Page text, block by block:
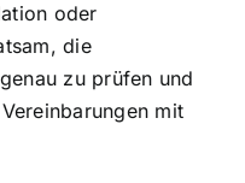
oder
die
zu prüfen und
mit